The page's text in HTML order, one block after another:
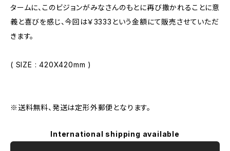
タームに、このビジョンがみなさんのもとに再び撒かれることに意
義と喜びを感じ、今回は￥3333という金額にて販売させていただ
きます。
( SIZE : 420X420mm )
※送料無料、発送は定形外郵便となります。
International shipping available